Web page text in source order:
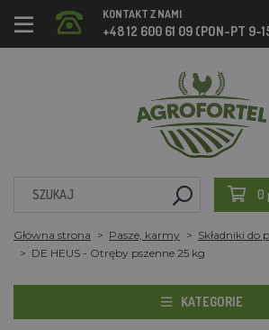
KONTAKT Z NAMI
+48 12 600 61 09 (PON-PT 9-
0
Główna strona Pasze, karmy
Składniki do
DE HEUS - Otręby pszenne 25 kg
KATEGORIE